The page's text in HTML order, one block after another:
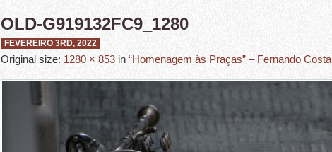
OLD-G919132FC9_1280
FEVEREIRO 3RD, 2022
Original size: 1280 × 853 in “Homenagem às Praças” – Fernando Costa